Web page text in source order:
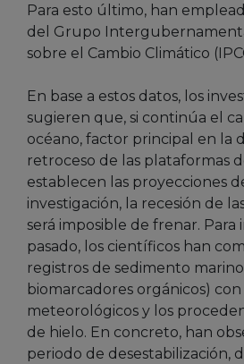
Para esto último, han
del Grupo
sobre el Cambio Climático
En base a estos datos, los
sugieren que, si continúa el
océano, factor principal en la
retroceso de las plataformas
establecen las proyecciones
investigación, la recesión de
será imposible de frenar. Para
pasado, los científicos han
registros de sedimento
biomarcadores orgánicos)
meteorológicos y los
de hielo. En concreto, han
periodo de desestabilización,